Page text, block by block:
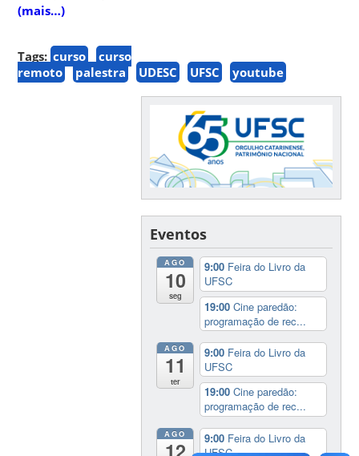
(mais…)
Tags: curso
curso
remoto
palestra UDESC UFSC youtube
Eventos
AGO
10
seg
9:00 Feira do Livro da
UFSC
19:00Cine paredão:
programação de rec...
AGO
11
ter
9:00 Feira do Livro da
UFSC
19:00Cine paredão:
programação de rec...
AGO 9:00 Feira do Livro da
UFSC